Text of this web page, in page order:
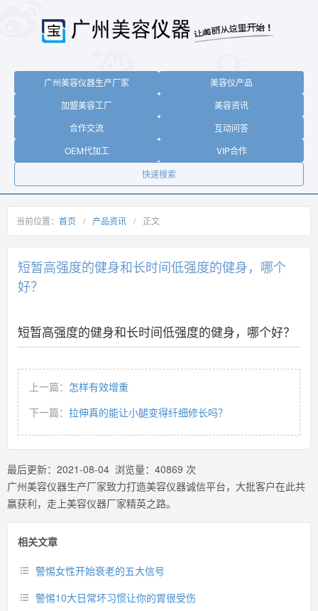
广州美容仪器生产厂家
美容仪产品
加盟美容工厂
美容资讯
合作交流
互动问答
OEM代加工
VIP合作
快速搜索
当前位置： 首页 / 产品资讯 / 正文
短暂高强度的健身和长时间低强度的健身，哪个
好？
短暂高强度的健身和长时间低强度的健身，哪个好？
上一篇： 怎样有效增重
下一篇： 拉伸真的能让小腿变得纤细修长吗？
最后更新： 2021-08-04 浏览量： 40869 次
广州美容仪器生产厂家致力打造美容仪器诚信平台，大批客户在此共
赢获利，走上美容仪器厂家精英之路。
相关文章
警惕女性开始衰老的五大信号
警惕10大日常坏习惯让你的胃很受伤